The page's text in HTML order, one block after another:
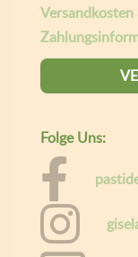
Folge Uns: